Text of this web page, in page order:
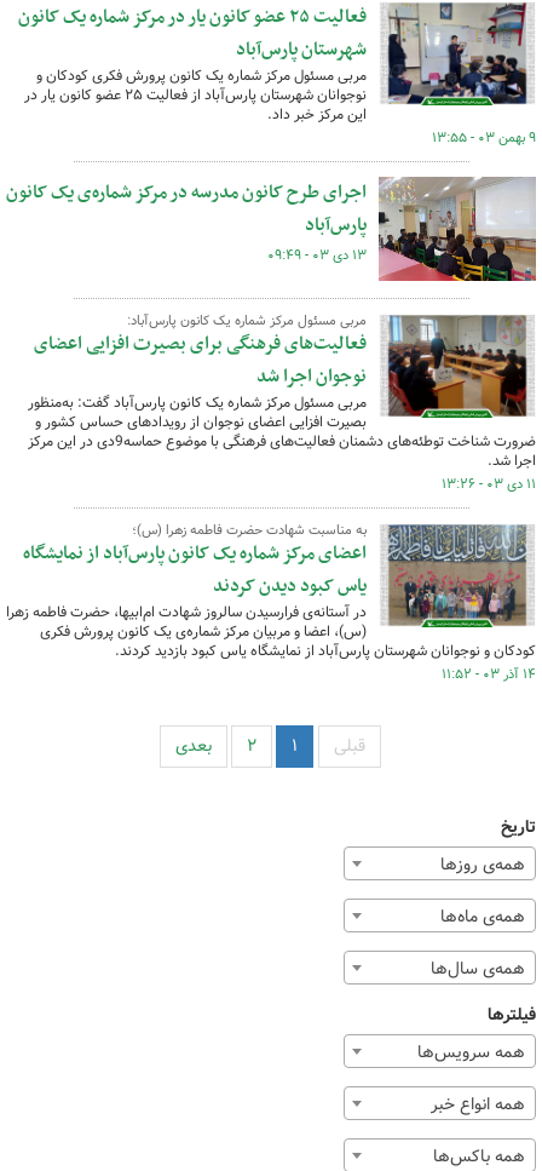
فعالیت ۲۵ عضو کانون یار در مرکز شماره یک کانون
شهرستان پارس‌آباد
مربی مسئول مرکز شماره یک کانون پرورش فکری کودکان و
نوجوانان شهرستان پارس‌آباد از فعالیت ۲۵ عضو کانون یار در
این مرکز خبر داد.
۹ بهمن ۰۳ - ۱۳:۵۵
اجرای طرح کانون مدرسه در مرکز شماره‌ی یک کانون
پارس‌آباد
۱۳ دی ۰۳ - ۰۹:۴۹
مربی مسئول مرکز شماره یک کانون پارس‌آباد:
فعالیت‌های فرهنگی برای بصیرت افزایی اعضای
نوجوان اجرا شد
مربی مسئول مرکز شماره یک کانون پارس‌آباد گفت: به‌منظور
بصیرت افزایی اعضای نوجوان از رویدادهای حساس کشور و
ضرورت شناخت توطئه‌های دشمنان فعالیت‌های فرهنگی با موضوع حماسه9دی در این مرکز
اجرا شد.
۱۱ دی ۰۳ - ۱۳:۲۶
به مناسبت شهادت حضرت فاطمه زهرا (س)؛
اعضای مرکز شماره یک کانون پارس‌آباد از نمایشگاه
یاس کبود دیدن کردند
در آستانه‌ی فرارسیدن سالروز شهادت ام‌ابیها، حضرت فاطمه زهرا
(س)، اعضا و مربیان مرکز شماره‌ی یک کانون پرورش فکری
کودکان و نوجوانان شهرستان پارس‌آباد از نمایشگاه یاس کبود بازدید کردند.
۱۴ آذر ۰۳ - ۱۱:۵۲
قبلی ۱ ۲ بعدی
تاریخ
همه‌ی روزها
همه‌ی ماه‌ها
همه‌ی سال‌ها
فیلترها
همه سرویس‌ها
همه انواع خبر
همه باکس‌ها